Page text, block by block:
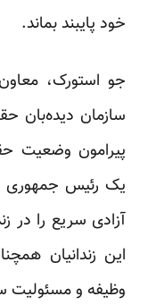
خود پایبند بماند.
جو استورک،
سازمان دیده‌بان
پیرامون وضعیت
یک رئیس جمهوری
آزادی سریع را در
این زندانیان
وظیفه و مسئولیت